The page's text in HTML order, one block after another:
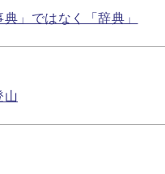
」ではなく「辞典」
山